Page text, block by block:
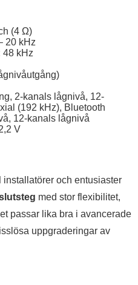
(4 Ω)
20 kHz
48 kHz
2-kanals lågnivå, 12-
(192 kHz), Bluetooth
12-kanals lågnivå
V
och entusiaster
med stor flexibilitet,
passar lika bra i avancerade
uppgraderingar av